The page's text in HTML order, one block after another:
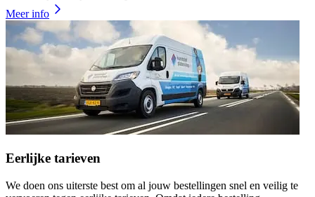
Meer info
Eerlijke tarieven
We doen ons uiterste best om al jouw bestellingen snel en veilig te